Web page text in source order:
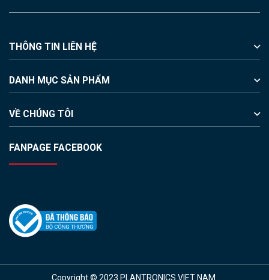
THÔNG TIN LIÊN HỆ
DANH MỤC SẢN PHẨM
VỀ CHÚNG TÔI
FANPAGE FACEBOOK
Copyright © 2023 PLANTRONICS VIET NAM.